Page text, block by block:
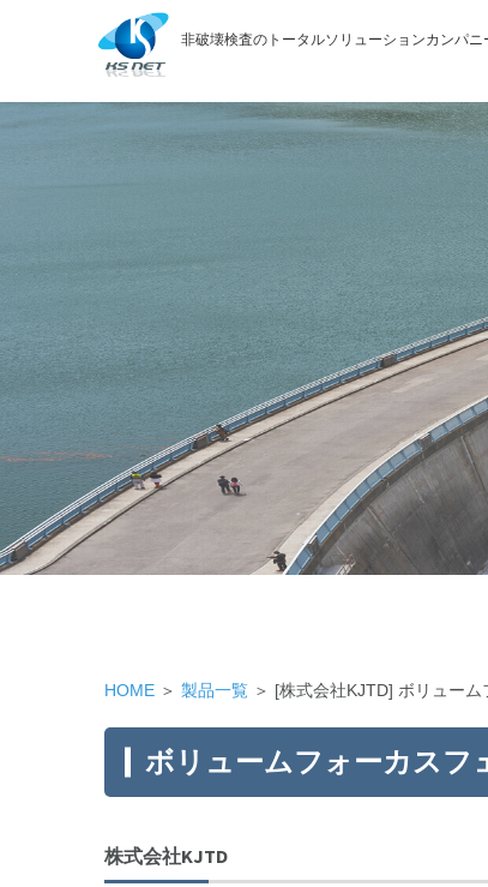
非破壊検査のトータルソリューションカンパニ
HOME ＞ 製品一覧 ＞ [株式会社KJTD] ボリュー
ボリュームフォーカスフ
株式会社KJTD